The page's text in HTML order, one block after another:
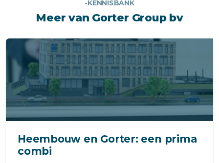
-KENNISBANK
Meer van Gorter Group bv
Heembouw en Gorter: een prima
combi